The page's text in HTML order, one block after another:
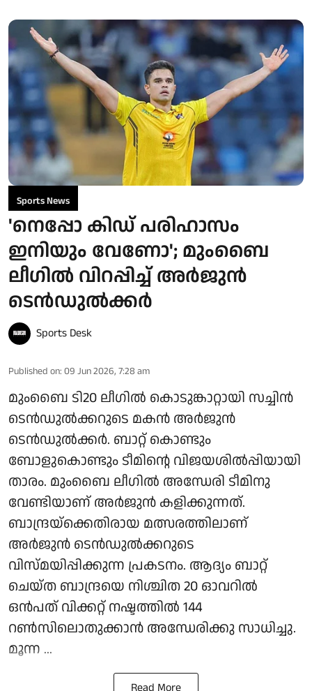
Sports News
'നെപ്പോ കിഡ് പരിഹാസം
ഇനിയും വേണോ'; മുംബൈ
ലീഗിൽ വിറപ്പിച്ച് അർജുൻ
ടെൻഡുൽക്കർ
Sports Desk
Published on: 09 Jun 2026, 7:28 am
മുംബൈ ടി20 ലീഗിൽ കൊടുങ്കാറ്റായി സച്ചിൻ
ടെൻഡുൽക്കറുടെ മകൻ അർജുൻ
ടെൻഡുൽക്കർ. ബാറ്റ് കൊണ്ടും
ബോളുകൊണ്ടും ടീമിന്റെ വിജയശിൽപ്പിയായി
താരം. മുംബൈ ലീഗിൽ അന്ധേരി ടീമിനു
വേണ്ടിയാണ് അർജുൻ കളിക്കുന്നത്.
ബാന്ദ്രയ്‌ക്കെതിരായ മത്സരത്തിലാണ്
അർജുൻ ടെൻഡുൽക്കറുടെ
വിസ്മയിപ്പിക്കുന്ന പ്രകടനം. ആദ്യം ബാറ്റ്
ചെയ്ത ബാന്ദ്രയെ നിശ്ചിത 20 ഓവറിൽ
ഒൻപത് വിക്കറ്റ് നഷ്ടത്തിൽ 144
റൺസിലൊതുക്കാൻ അന്ധേരിക്കു സാധിച്ചു.
മൂന്ന ...